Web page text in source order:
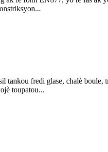
fredi glase, chalè boule,
toupatou...